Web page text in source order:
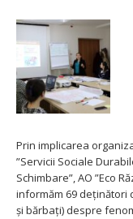
Prin implicarea
”Servicii Sociale
Schimbare”, AO ”Eco
informăm 69 deținători
și bărbați) despre